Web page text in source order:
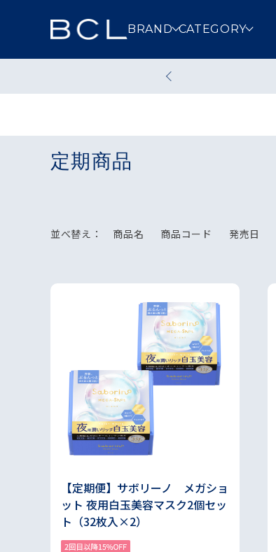
BRAND CATEGORY
クレンジング
定期商品
並べ替え： 商品名 商品コード 発売日
【定期便】サボリーノ メガショ
ット 夜用白玉美容マスク2個セッ
ト（32枚入×2）